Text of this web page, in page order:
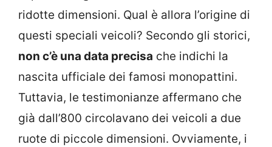
ridotte dimensioni. Qual è allora l’origine di
questi speciali veicoli? Secondo gli storici,
non c’è una data precisa che indichi la
nascita ufficiale dei famosi monopattini.
Tuttavia, le testimonianze affermano che
già dall’800 circolavano dei veicoli a due
ruote di piccole dimensioni. Ovviamente, i